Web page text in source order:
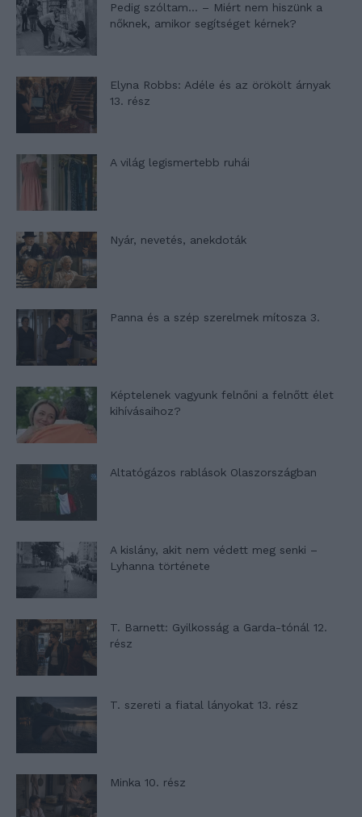
Pedig szóltam… – Miért nem hiszünk a
nőknek, amikor segítséget kérnek?
Elyna Robbs: Adéle és az örökölt árnyak
13. rész
A világ legismertebb ruhái
Nyár, nevetés, anekdoták
Panna és a szép szerelmek mítosza 3.
Képtelenek vagyunk felnőni a felnőtt élet
kihívásaihoz?
Altatógázos rablások Olaszországban
A kislány, akit nem védett meg senki –
Lyhanna története
T. Barnett: Gyilkosság a Garda-tónál 12.
rész
T. szereti a fiatal lányokat 13. rész
Minka 10. rész